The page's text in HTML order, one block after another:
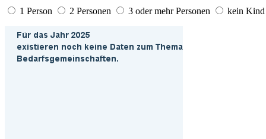
1 Person 2 Personen 3 oder mehr Personen kein Kind